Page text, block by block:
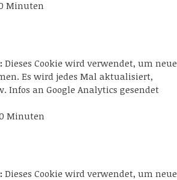
Minuten
Dieses Cookie wird verwendet, um neue
Es wird jedes Mal aktualisiert,
Infos an Google Analytics gesendet
Minuten
Dieses Cookie wird verwendet, um neue